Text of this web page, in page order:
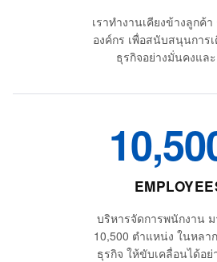
เราทำงานเคียงข้างลูกค้า
องค์กร เพื่อสนับสนุนการ
ธุรกิจอย่างมั่นคงแล
บริหารจัดการพนักงาน
10,500 ตำแหน่ง ในหลา
ธุรกิจ ให้ขับเคลื่อนได้อย่